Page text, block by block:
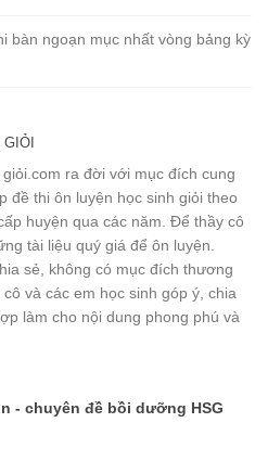
bàn ngoạn mục nhất vòng bảng kỳ
ra đời với mục đích cung
đề thi ôn luyện học sinh giỏi theo
huyện qua các năm. Để thầy cô
tài liệu quý giá để ôn luyện.
sẻ, không có mục đích thương
và các em học sinh góp ý, chia
làm cho nội dung phong phú và
- chuyên đề bồi dưỡng HSG